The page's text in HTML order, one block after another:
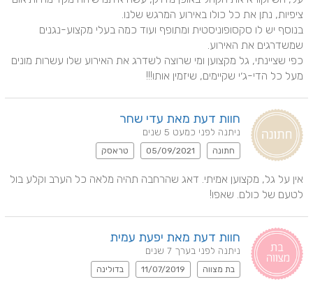
מעל כל הדי-ג׳י שקיימים, שיזמין אותו!!!
חוות דעת מאת עדי שחר
ניתנה לפני כמעט 5 שנים
חתונה 05/09/2021 טראסק
לטעם של כולם. שאפו!
חוות דעת מאת יפעת עמית
ניתנה לפני בערך 7 שנים
בת מצווה 11/07/2019 בדולינה